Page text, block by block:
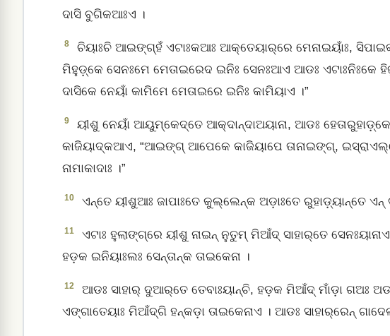
ଦାସି ବୁଗିକଆଃଏ ।
8
ଚିୟାଃଚି ଆଇଙ୍ଗ୍‌ହଁ ଏଟାଃକଆଃ ଆକ୍‌ତେୟାର୍‌ରେ ମେନାଇୟାଁଃ,
ମିହୁଡ଼୍‌କେ ସେନଃମେ ମେତାଇରେଦ ଇନିଃ ସେନଃଆଏ ଆଡଃ ଏଟାଃନିଃକେ
ଦାସିକେ ନେୟାଁ କାମିମେ ମେତାଇରେ ଇନିଃ କାମିୟାଏ ।”
9
ୟୀଶୁ ନେୟାଁ ଆୟୁମ୍‌କେଦ୍‌ତେ ଆକ୍‌ଦାନ୍ଦାଅୟାନା, ଆଡଃ
କାଜିୟାଦ୍‌କଆଏ, “ଆଇଙ୍ଗ୍‌ ଆପେକେ କାଜିୟାପେ ତାନାଇଙ୍ଗ୍‌,
ନାମାକାଦାଃ ।”
10 ଏନ୍ତେ ୟୀଶୁଆଃ ଜାପାଃତେ କୁଲ୍‌ଲେନ୍‌କ ଅଡ଼ାଃତେ ରୁହାଡ଼୍‌ୟାନ୍ତେ ଏନ୍‌
11
ଏଟାଃ ହୁଲାଙ୍ଗ୍‌ରେ ୟୀଶୁ ନାଇନ୍ ନୁତୁମ୍‌ ମିଆଁଦ୍‌ ସାହାର୍‌ତେ
ହଡ଼କ ଇନିୟାଃଲଃ ସେନ୍‌ତାନ୍‌କ ତାଇକେନା ।
12
ଆଡଃ ସାହାର୍‌ ଦୁଆର୍‌ତେ ତେବାଃୟାନ୍‌ଚି, ହଡ଼କ ମିଆଁଦ୍‌ ମାଁଡ଼ା ଗଅଃ
ଏଙ୍ଗାତେୟାଃ ମିଆଁଦ୍‌ଗି ହନ୍‌କଡ଼ା ତାଇକେନାଏ । ଆଡଃ ସାହାର୍‌ରେନ୍